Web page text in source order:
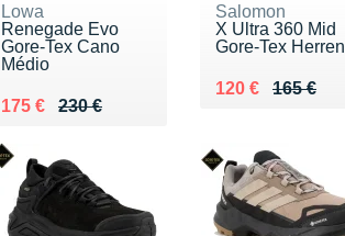
Lowa
Renegade Evo
Gore-Tex Cano
Médio
230 €
Au lieu de 230 €
175 €
Vendu 175 €
Salomon
X Ultra 360 Mid
Gore-Tex Herren
165 €
Au lieu de 165 €
120 €
Vendu 120 €